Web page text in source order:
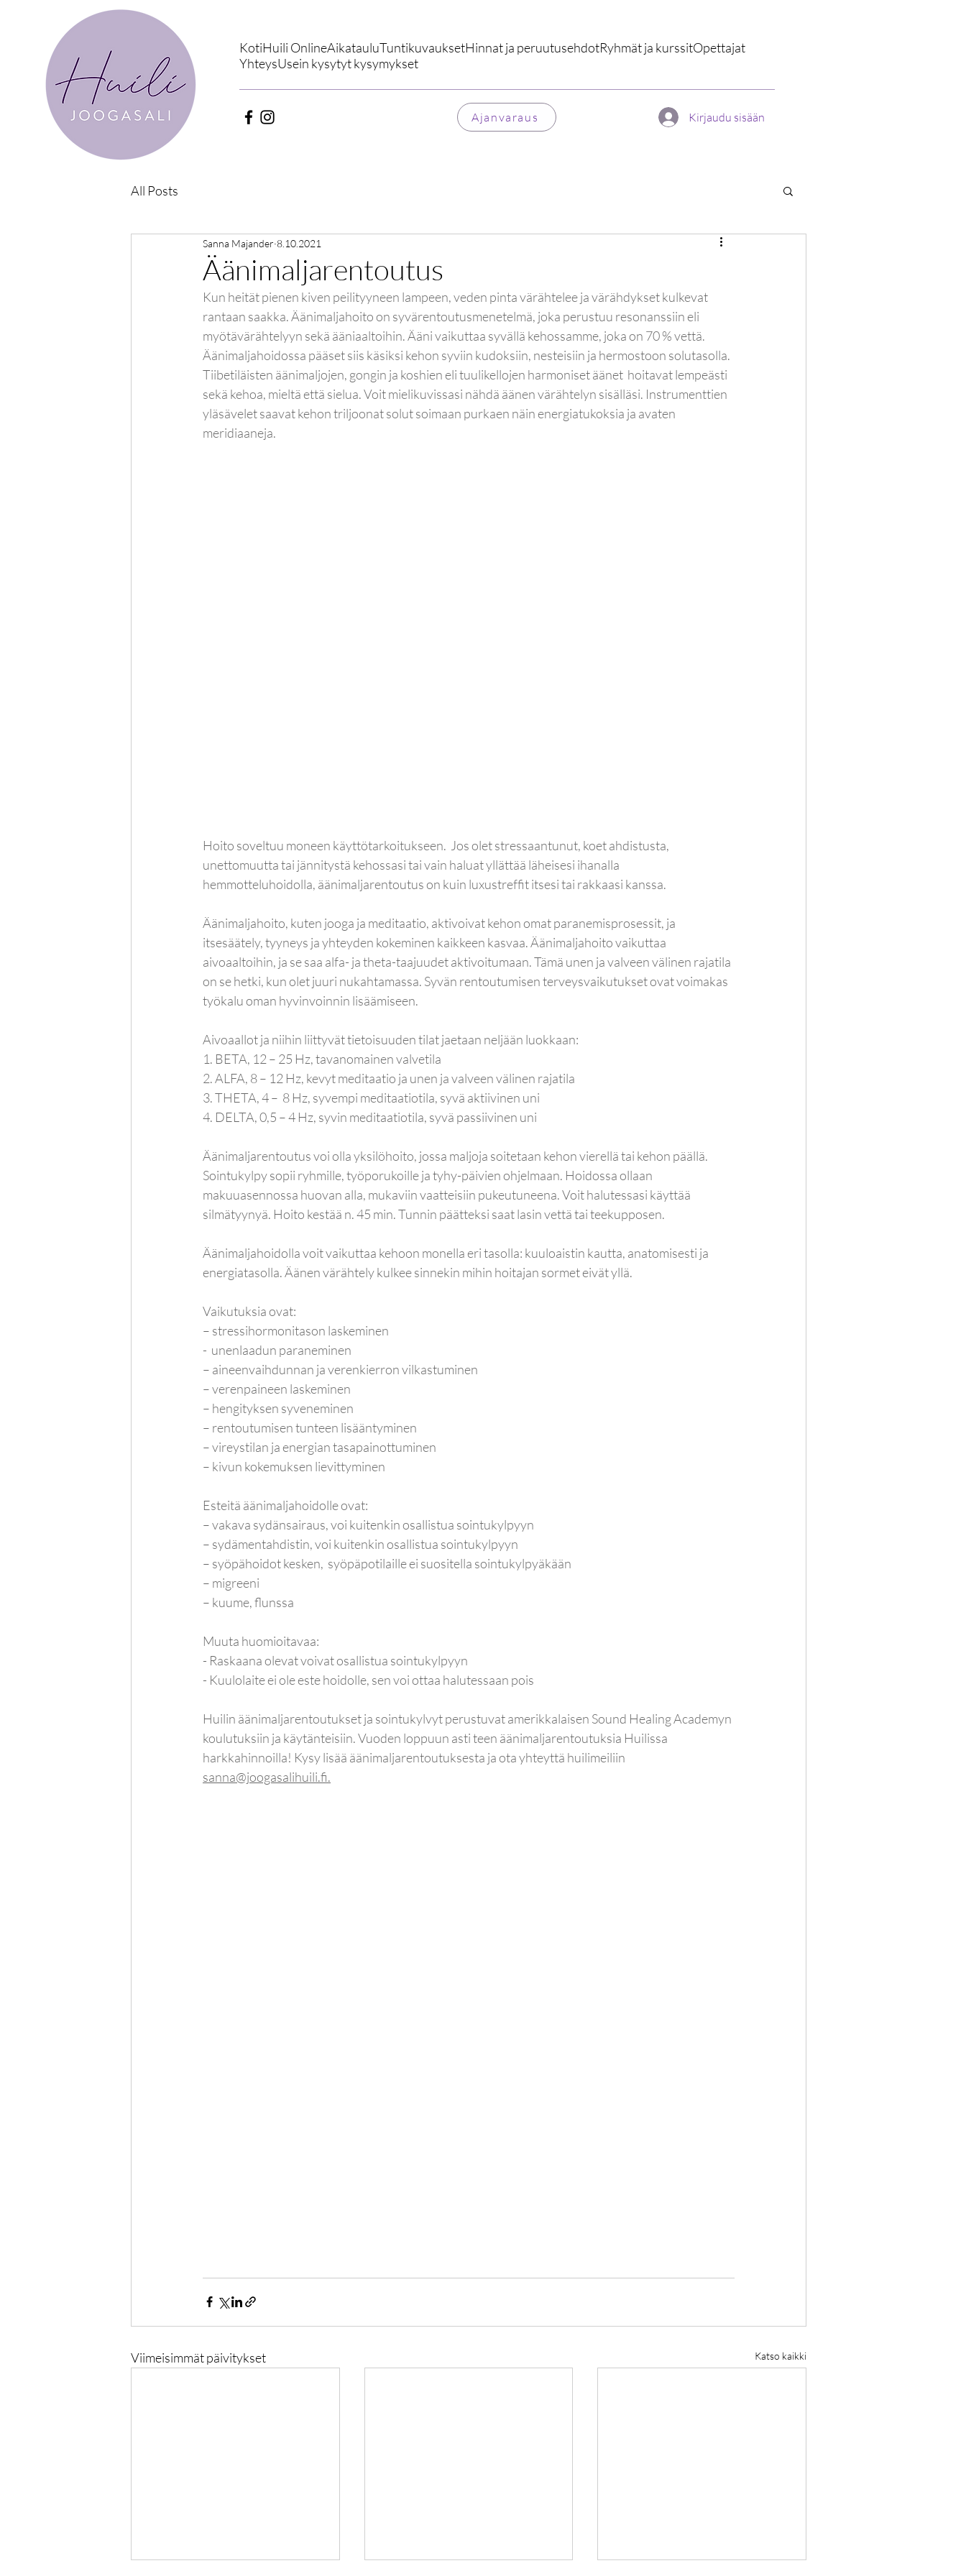
KotiHuili OnlineAikatauluTuntikuvauksetHinnat ja peruutusehdotRyhmät ja kurssitOpettajat
YhteysUsein kysytyt kysymykset
Ajanvaraus Kirjaudu sisään
All Posts
Äänimaljarentoutus
Sanna Majander 8.10.2021
Kun heität pienen kiven peilityyneen lampeen, veden pinta värähtelee ja värähdykset kulkevat
rantaan saakka. Äänimaljahoito on syvärentoutusmenetelmä, joka perustuu resonanssiin eli
myötävärähtelyyn sekä ääniaaltoihin. Ääni vaikuttaa syvällä kehossamme, joka on 70 % vettä.
Äänimaljahoidossa pääset siis käsiksi kehon syviin kudoksiin, nesteisiin ja hermostoon solutasolla.
Tiibetiläisten äänimaljojen, gongin ja koshien eli tuulikellojen harmoniset äänet  hoitavat lempeästi
sekä kehoa, mieltä että sielua. Voit mielikuvissasi nähdä äänen värähtelyn sisälläsi. Instrumenttien
yläsävelet saavat kehon triljoonat solut soimaan purkaen näin energiatukoksia ja avaten
meridiaaneja.
Hoito soveltuu moneen käyttötarkoitukseen.  Jos olet stressaantunut, koet ahdistusta,
unettomuutta tai jännitystä kehossasi tai vain haluat yllättää läheisesi ihanalla
hemmotteluhoidolla, äänimaljarentoutus on kuin luxustreffit itsesi tai rakkaasi kanssa.
Äänimaljahoito, kuten jooga ja meditaatio, aktivoivat kehon omat paranemisprosessit, ja
itsesäätely, tyyneys ja yhteyden kokeminen kaikkeen kasvaa. Äänimaljahoito vaikuttaa
aivoaaltoihin, ja se saa alfa- ja theta-taajuudet aktivoitumaan. Tämä unen ja valveen välinen rajatila
on se hetki, kun olet juuri nukahtamassa. Syvän rentoutumisen terveysvaikutukset ovat voimakas
työkalu oman hyvinvoinnin lisäämiseen.
Aivoaallot ja niihin liittyvät tietoisuuden tilat jaetaan neljään luokkaan:
1. BETA, 12 – 25 Hz, tavanomainen valvetila
2. ALFA, 8 – 12 Hz, kevyt meditaatio ja unen ja valveen välinen rajatila
3. THETA, 4 –  8 Hz, syvempi meditaatiotila, syvä aktiivinen uni
4. DELTA, 0,5 – 4 Hz, syvin meditaatiotila, syvä passiivinen uni
Äänimaljarentoutus voi olla yksilöhoito, jossa maljoja soitetaan kehon vierellä tai kehon päällä.
Sointukylpy sopii ryhmille, työporukoille ja tyhy-päivien ohjelmaan. Hoidossa ollaan
makuuasennossa huovan alla, mukaviin vaatteisiin pukeutuneena. Voit halutessasi käyttää
silmätyynyä. Hoito kestää n. 45 min. Tunnin päätteksi saat lasin vettä tai teekupposen.
Äänimaljahoidolla voit vaikuttaa kehoon monella eri tasolla: kuuloaistin kautta, anatomisesti ja
energiatasolla. Äänen värähtely kulkee sinnekin mihin hoitajan sormet eivät yllä.
Vaikutuksia ovat:
– stressihormonitason laskeminen
-  unenlaadun paraneminen
– aineenvaihdunnan ja verenkierron vilkastuminen
– verenpaineen laskeminen
– hengityksen syveneminen
– rentoutumisen tunteen lisääntyminen
– vireystilan ja energian tasapainottuminen
– kivun kokemuksen lievittyminen
Esteitä äänimaljahoidolle ovat:
– vakava sydänsairaus, voi kuitenkin osallistua sointukylpyyn
– sydämentahdistin, voi kuitenkin osallistua sointukylpyyn
– syöpähoidot kesken,  syöpäpotilaille ei suositella sointukylpyäkään
– migreeni
– kuume, flunssa
Muuta huomioitavaa:
- Raskaana olevat voivat osallistua sointukylpyyn
- Kuulolaite ei ole este hoidolle, sen voi ottaa halutessaan pois
Huilin äänimaljarentoutukset ja sointukylvyt perustuvat amerikkalaisen Sound Healing Academyn
koulutuksiin ja käytänteisiin. Vuoden loppuun asti teen äänimaljarentoutuksia Huilissa
harkkahinnoilla! Kysy lisää äänimaljarentoutuksesta ja ota yhteyttä huilimeiliin
sanna@joogasalihuili.fi.
Viimeisimmät päivitykset Katso kaikki